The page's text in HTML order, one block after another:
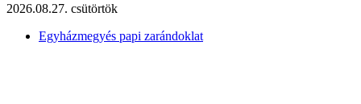
2026.08.27. csütörtök
Egyházmegyés papi zarándoklat